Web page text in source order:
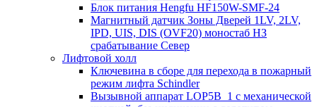
Блок питания Hengfu HF150W-SMF-24
Магнитный датчик Зоны Дверей 1LV, 2LV,
IPD, UIS, DIS (OVF20) моностаб НЗ
срабатывание Cевер
Лифтовой холл
Ключевина в сборе для перехода в пожарный
режим лифта Schindler
Вызывной аппарат LOP5B_1 с механической